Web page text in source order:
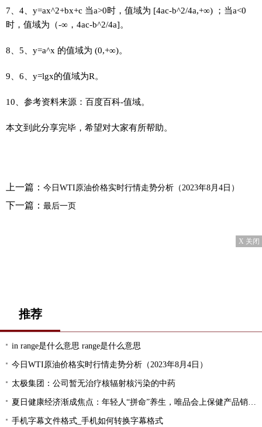
7、4、y=ax^2+bx+c 当a>0时，值域为 [4ac-b^2/4a,+∞) ；当a<0
时，值域为（-∞，4ac-b^2/4a]。
8、5、y=a^x 的值域为 (0,+∞)。
9、6、y=lgx的值域为R。
10、参考资料来源：百度百科-值域。
本文到此分享完毕，希望对大家有所帮助。
上一篇： 今日WTI原油价格实时行情走势分析（2023年8月4日）
下一篇： 最后一页
X 关闭
推荐
in range是什么意思 range是什么意思
今日WTI原油价格实时行情走势分析（2023年8月4日）
太极集团：公司暂无治疗核辐射核污染的中药
夏日健康经济渐成焦点：年轻人“拼命”养生，唯品会上保健产品销量剧增
手机字幕文件格式_手机如何转换字幕格式